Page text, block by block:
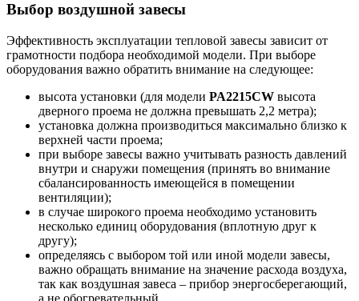
Выбор воздушной завесы
Эффективность эксплуатации тепловой завесы зависит от
грамотности подбора необходимой модели. При выборе
оборудования важно обратить внимание на следующее:
высота установки (для модели PA2215CW высота
дверного проема не должна превышать 2,2 метра);
установка должна производиться максимально близко к
верхней части проема;
при выборе завесы важно учитывать разность давлений
внутри и снаружи помещения (принять во внимание
сбалансированность имеющейся в помещении
вентиляции);
в случае широкого проема необходимо установить
несколько единиц оборудования (вплотную друг к
другу);
определяясь с выбором той или иной модели завесы,
важно обращать внимание на значение расхода воздуха,
так как воздушная завеса – прибор энергосберегающий,
а не обогревательный.